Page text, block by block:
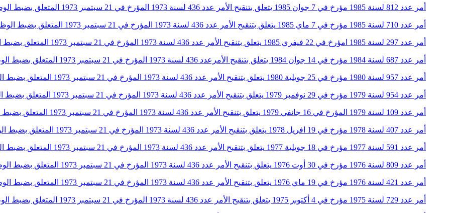
أمر عدد 812 لسنة 1985 مؤرخ في 7 جوان 1985 يتعلق بتنقيح الأمر عدد 436 لسنة 1973 المؤرخ في 21 سبتمبر 1973 المتعلق بضبط الوظائف التي يمارسها القضاة من الصنف العدلي
أمر عدد 710 لسنة 1985 مؤرخ في 7 ماي 1985 يتعلق بتنقيح الأمر عدد 436 لسنة 1973 المؤرخ في 21 سبتمبر 1973 المتعلق بضبط الوظائف التي يمارسها القضاة من الصنف العدلي
أمر عدد 297 لسنة 1985 امؤرخ في 22 فيفري 1985 يتعلق بتنقيح الأمر عدد 436 لسنة 1973 المؤرخ في 21 سبتمبر 1973 المتعلق بضبط الوظائف التي يمارسها القضاة من الصنف العدلي
أمر عدد 687 لسنة 1984 مؤرخ في 14 جوان 1984 يتعلق بتنقيح الأمرعدد 436 لسنة 1973 المؤرخ في 21 سبتمبر 1973 المتعلق بضبط الوظائف التي يمارسها القضاة من الصنف العدلي
أمر عدد 957 لسنة 1980 مؤرخ في 25 جويلية 1980 يتعلق بتنقيح الأمر عدد 436 لسنة 1973 المؤرخ في 21 سبتمبر 1973 المتعلق بضبط الوظائف التي يمارسها القضاة من الصنف العدلي
أمر عدد 954 لسنة 1979 مؤرخ في 29 نوفمبر 1979 يتعلق بتنقيح الأمر عدد 436 لسنة 1973 المؤرخ في 21 سبتمبر 1973 المتعلق بضبط الوظائف التي يمارسها القضاة من الصنف العدلي
أمر عدد 109 لسنة 1979 المؤرخ في 16 جانفي 1979 يتعلق بتنقيح الأمر عدد 436 لسنة 1973 المؤرخ في 21 سبتمبر 1973 المتعلق بضبط الوظائف التي يمارسها القضاة من الصنف العدلي
أمر عدد 407 لسنة 1978 مؤرخ في 19 افريل 1978 يتعلق بتنقيح الأمر عدد 436 لسنة 1973 المؤرخ في 21 سبتمبر 1973 المتعلق بضبط الوظائف التي يمارسها القضاة من الصنف العدلي
أمر عدد 591 لسنة 1977 مؤرخ في 18 جويلية 1977 يتعلق بتنقيح الأمر عدد 436 لسنة 1973 المؤرخ في 21 سبتمبر 1973 المتعلق بضبط الوظائف التي يمارسها القضاة من الصنف العدلي
أمر عدد 809 لسنة 1976 مؤرخ في 30 أوت 1976 يتعلق بتنقيح الأمر عدد 436 لسنة 1973 المؤرخ في 21 سبتمبر 1973 المتعلق بضبط الوظائف التي يمارسها القضاة من الصنف العدلي
أمر عدد 421 لسنة 1976 مؤرخ في 19 ماي 1976 يتعلق بتنقيح الأمر عدد 436 لسنة 1973 المؤرخ في 21 سبتمبر 1973 المتعلق بضبط الوظائف التي يمارسها القضاة من الصنف العدلي
أمر عدد 729 لسنة 1975 مؤرخ في 4 أكتوبر 1975 يتعلق بتنقيح الأمر عدد 436 لسنة 1973 المؤرخ في 21 سبتمبر 1973 المتعلق بضبط الوظائف التي يمارسها القضاة من الصنف العدلي